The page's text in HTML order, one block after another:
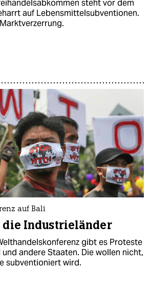
steht vor dem
auf Lebensmittelsubventionen.
auf Bali
die Industrieländer
gibt es Proteste
andere Staaten. Die wollen nicht,
subventioniert wird.